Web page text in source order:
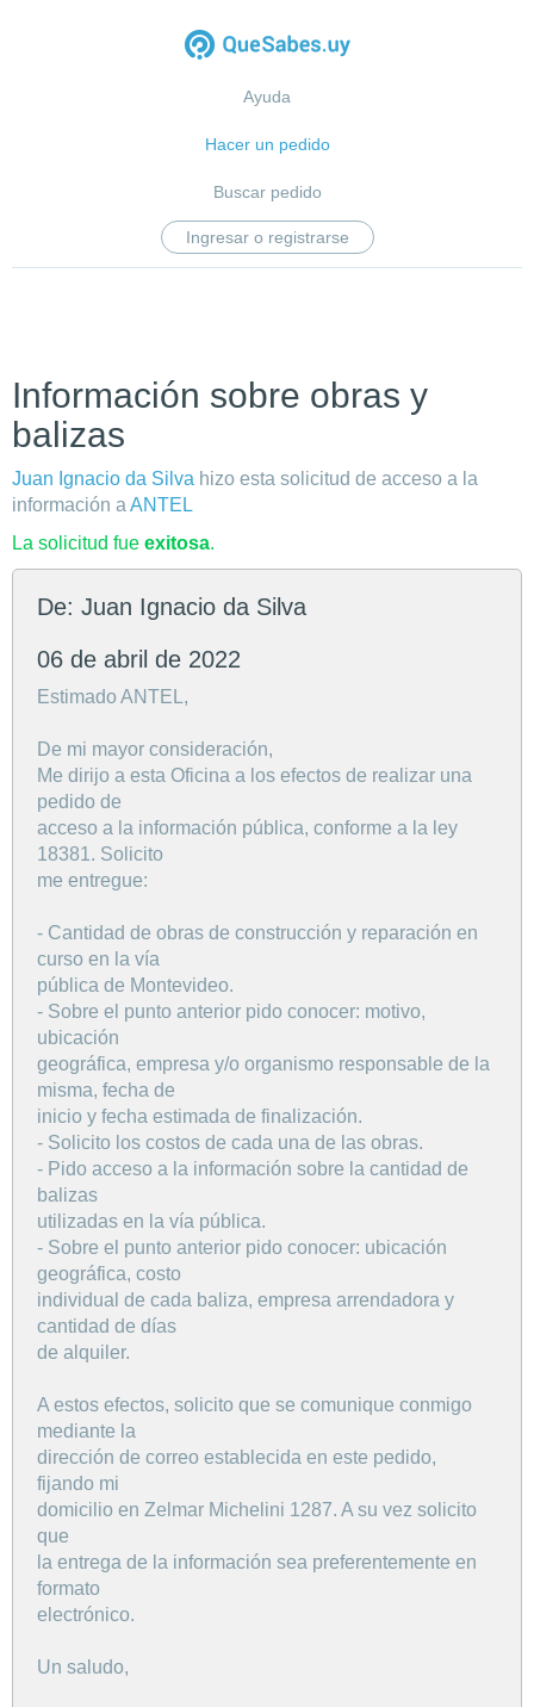
Ayuda
Hacer un pedido
Buscar pedido
Ingresar o registrarse
Información sobre obras y
balizas
Juan Ignacio da Silva hizo esta solicitud de acceso a la
información a ANTEL
La solicitud fue exitosa.
De: Juan Ignacio da Silva
06 de abril de 2022
Estimado ANTEL,
De mi mayor consideración,
Me dirijo a esta Oficina a los efectos de realizar una
pedido de
acceso a la información pública, conforme a la ley
18381. Solicito
me entregue:
- Cantidad de obras de construcción y reparación en
curso en la vía
pública de Montevideo.
- Sobre el punto anterior pido conocer: motivo,
ubicación
geográfica, empresa y/o organismo responsable de la
misma, fecha de
inicio y fecha estimada de finalización.
- Solicito los costos de cada una de las obras.
- Pido acceso a la información sobre la cantidad de
balizas
utilizadas en la vía pública.
- Sobre el punto anterior pido conocer: ubicación
geográfica, costo
individual de cada baliza, empresa arrendadora y
cantidad de días
de alquiler.
A estos efectos, solicito que se comunique conmigo
mediante la
dirección de correo establecida en este pedido,
fijando mi
domicilio en Zelmar Michelini 1287. A su vez solicito
que
la entrega de la información sea preferentemente en
formato
electrónico.
Un saludo,